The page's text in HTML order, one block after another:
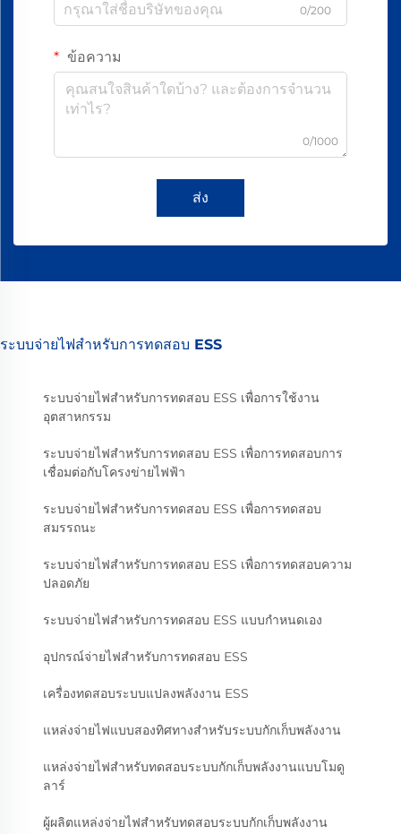
0/200
ข้อความ
0/1000
ส่ง
ระบบจ่ายไฟสำหรับการทดสอบ ESS
ระบบจ่ายไฟสำหรับการทดสอบ ESS เพื่อการใช้งาน
อุตสาหกรรม
ระบบจ่ายไฟสำหรับการทดสอบ ESS เพื่อการทดสอบการ
เชื่อมต่อกับโครงข่ายไฟฟ้า
ระบบจ่ายไฟสำหรับการทดสอบ ESS เพื่อการทดสอบ
สมรรถนะ
ระบบจ่ายไฟสำหรับการทดสอบ ESS เพื่อการทดสอบความ
ปลอดภัย
ระบบจ่ายไฟสำหรับการทดสอบ ESS แบบกำหนดเอง
อุปกรณ์จ่ายไฟสำหรับการทดสอบ ESS
เครื่องทดสอบระบบแปลงพลังงาน ESS
แหล่งจ่ายไฟแบบสองทิศทางสำหรับระบบกักเก็บพลังงาน
แหล่งจ่ายไฟสำหรับทดสอบระบบกักเก็บพลังงานแบบโมดู
ลาร์
ผู้ผลิตแหล่งจ่ายไฟสำหรับทดสอบระบบกักเก็บพลังงาน